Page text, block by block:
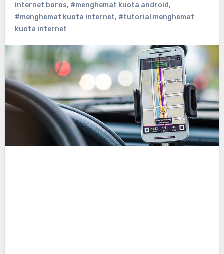
internet boros, #menghemat kuota android,
#menghemat kuota internet, #tutorial menghemat
kuota internet